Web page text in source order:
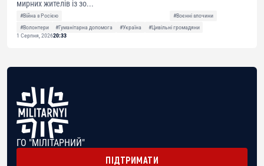
мирних жителів із зо...
#Війна з Росією
#Воєнні злочини
#Волонтери
#Гуманітарна допомога #Україна
#Цивільні громадяни
1 Серпня, 202620:33
ГО "МІЛІТАРНИЙ"
ПІДТРИМАТИ